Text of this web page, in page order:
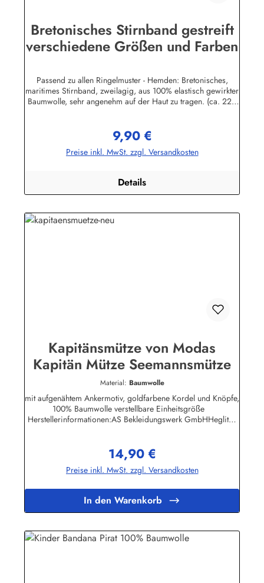
Bretonisches Stirnband gestreift
verschiedene Größen und Farben
Passend zu allen Ringelmuster - Hemden: Bretonisches,
maritimes Stirnband, zweilagig, aus 100% elastisch gewirkter
Baumwolle, sehr angenehm auf der Haut zu tragen. (ca. 225
bekleidung.de
Regulärer Preis:
9,90 €
Preise inkl. MwSt. zzgl. Versandkosten
Details
Kapitänsmütze von Modas
Kapitän Mütze Seemannsmütze
Material: Baumwolle
mit aufgenähtem Ankermotiv, goldfarbene Kordel und Knöpfe,
100% Baumwolle verstellbare Einheitsgröße
Herstellerinformationen:AS Bekleidungswerk GmbHHeglitzer
Regulärer Preis:
14,90 €
Preise inkl. MwSt. zzgl. Versandkosten
In den Warenkorb